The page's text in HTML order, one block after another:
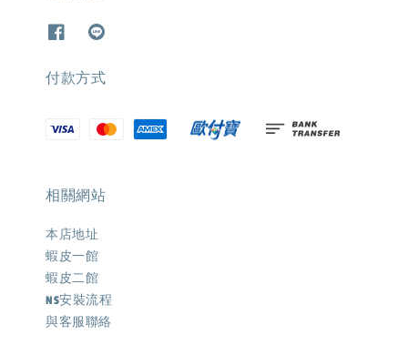
付款方式
相關網站
本店地址
蝦皮一館
蝦皮二館
NS安裝流程
與客服聯絡